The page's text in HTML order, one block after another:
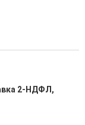
2-НДФЛ,